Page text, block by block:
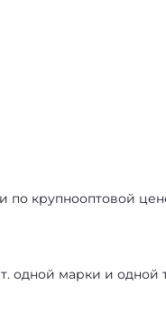
крупнооптовой
одной марки и одной